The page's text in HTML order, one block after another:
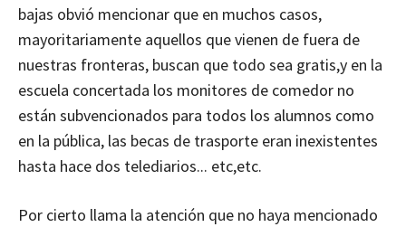
bajas obvió mencionar que en muchos casos,
mayoritariamente aquellos que vienen de fuera de
nuestras fronteras, buscan que todo sea gratis,y en la
escuela concertada los monitores de comedor no
están subvencionados para todos los alumnos como
en la pública, las becas de trasporte eran inexistentes
hasta hace dos telediarios... etc,etc.
Por cierto llama la atención que no haya mencionado